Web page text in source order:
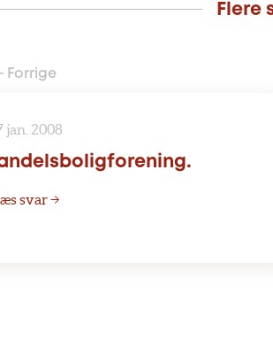
Flere
Forrige
jan. 2008
svar →